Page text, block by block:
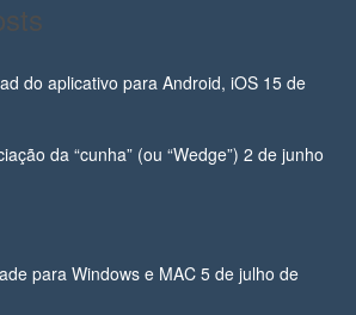
do aplicativo para Android, iOS 15 de
da “cunha” (ou “Wedge”) 2 de junho
para Windows e MAC 5 de julho de